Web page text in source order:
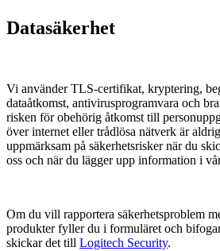
Datasäkerhet
Vi använder TLS-certifikat, kryptering,
dataåtkomst, antivirusprogramvara och
risken för obehörig åtkomst till
över internet eller trådlösa nätverk är
uppmärksam på säkerhetsrisker när du
oss och när du lägger upp information i
Om du vill rapportera säkerhetsproblem
produkter fyller du i formuläret och
skickar det till Logitech Security.